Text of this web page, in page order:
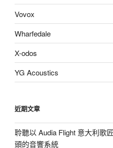
Vovox
Wharfedale
X-odos
YG Acoustics
近期文章
聆聽以 Audia Flight 意大利歌
頭的音響系統